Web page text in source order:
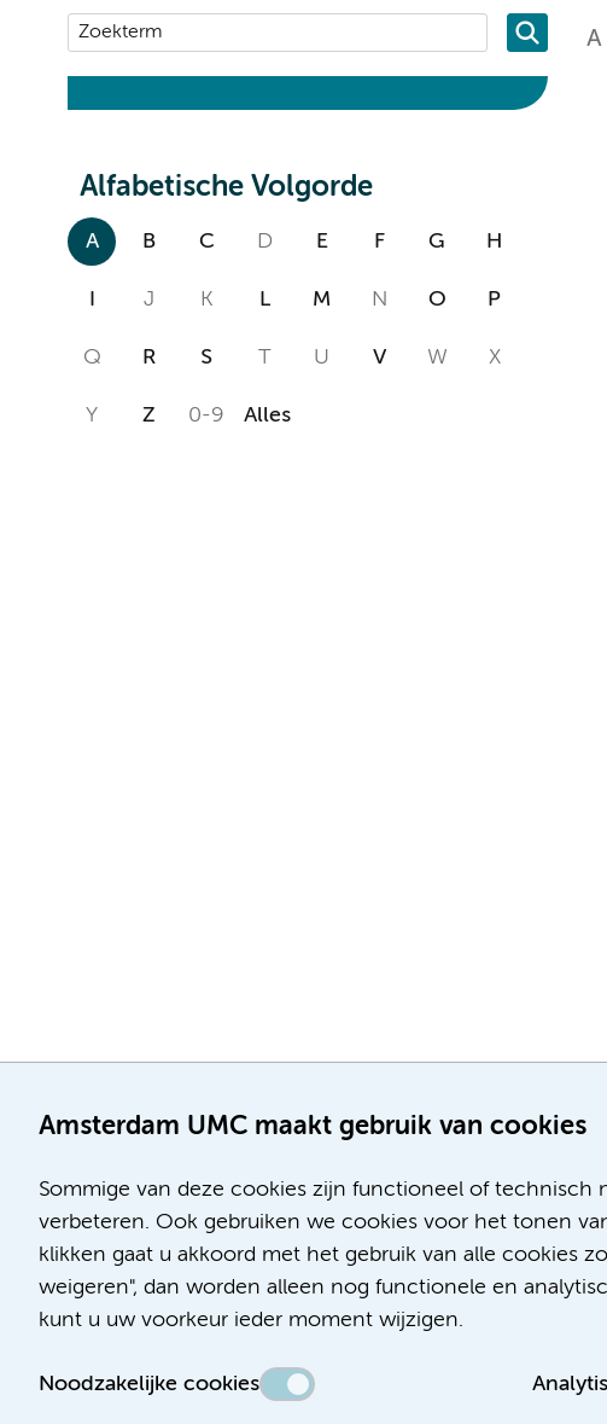
Amsterdam UMC maakt gebruik van cookies
Sommige van deze cookies zijn functioneel of technisch
verbeteren. Ook gebruiken we cookies voor het tonen
klikken gaat u akkoord met het gebruik van alle cookies
weigeren", dan worden alleen nog functionele en
kunt u uw voorkeur ieder moment wijzigen.
Noodzakelijke cookies
Alfabetische Volgorde
A B C D E F G H
J K L M N O P
Q R S T U V W X
Y Z 0-9 Alles
A
Meibergdreef 9
1105 AZ Amsterdam
Telefoon:
De Boelelaan 1117
1081 HV Amsterdam
Telefoon: